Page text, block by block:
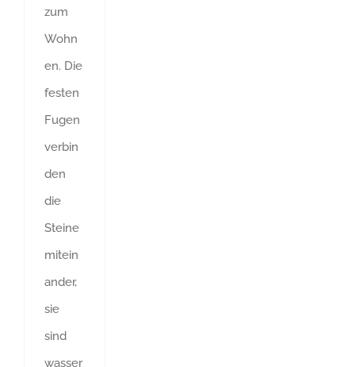
zum
Wohn
en. Die
festen
Fugen
verbin
den
die
Steine
mitein
ander,
sie
sind
wasser